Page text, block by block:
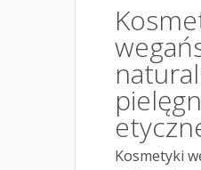
Kosmetyki